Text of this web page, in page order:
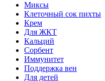
Миксы
Клеточный сок пихты
Крем
Для ЖКТ
Кальций
Сорбент
Иммунитет
Поддержка вен
Для детей